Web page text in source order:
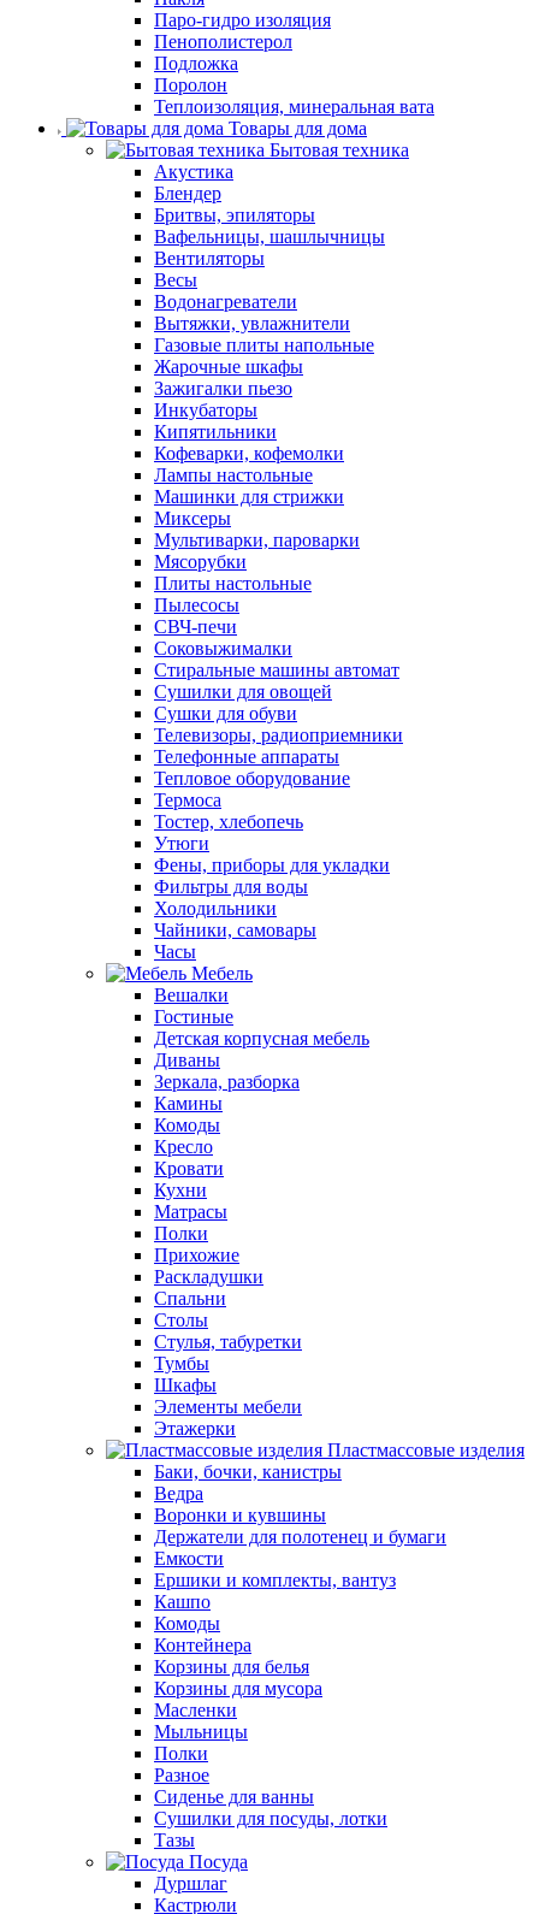
Паро-гидро изоляция
Пенополистерол
Подложка
Поролон
Теплоизоляция, минеральная вата
Товары для дома
Бытовая техника
Акустика
Блендер
Бритвы, эпиляторы
Вафельницы, шашлычницы
Вентиляторы
Весы
Водонагреватели
Вытяжки, увлажнители
Газовые плиты напольные
Жарочные шкафы
Зажигалки пьезо
Инкубаторы
Кипятильники
Кофеварки, кофемолки
Лампы настольные
Машинки для стрижки
Миксеры
Мультиварки, пароварки
Мясорубки
Плиты настольные
Пылесосы
СВЧ-печи
Соковыжималки
Стиральные машины автомат
Сушилки для овощей
Сушки для обуви
Телевизоры, радиоприемники
Телефонные аппараты
Тепловое оборудование
Термоса
Тостер, хлебопечь
Утюги
Фены, приборы для укладки
Фильтры для воды
Холодильники
Чайники, самовары
Часы
Мебель
Вешалки
Гостиные
Детская корпусная мебель
Диваны
Зеркала, разборка
Камины
Комоды
Кресло
Кровати
Кухни
Матрасы
Полки
Прихожие
Раскладушки
Спальни
Столы
Стулья, табуретки
Тумбы
Шкафы
Элементы мебели
Этажерки
Пластмассовые изделия
Баки, бочки, канистры
Ведра
Воронки и кувшины
Держатели для полотенец и бумаги
Емкости
Ершики и комплекты, вантуз
Кашпо
Комоды
Контейнера
Корзины для белья
Корзины для мусора
Масленки
Мыльницы
Полки
Разное
Сиденье для ванны
Сушилки для посуды, лотки
Тазы
Посуда
Дуршлаг
Кастрюли